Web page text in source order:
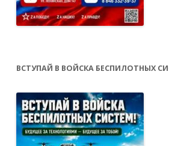
ВСТУПАЙ В ВОЙСКА БЕСПИЛОТНЫХ